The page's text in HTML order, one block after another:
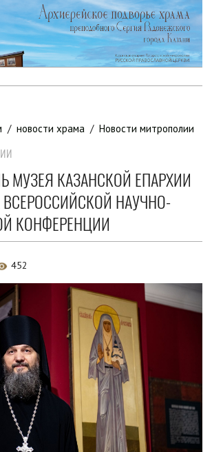
/ новости храма / Новости митрополии
МУЗЕЯ КАЗАНСКОЙ ЕПАРХИИ
НАУЧНО-
КОНФЕРЕНЦИИ
452